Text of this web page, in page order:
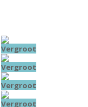
Vergroot
Vergroot
Vergroot
Vergroot